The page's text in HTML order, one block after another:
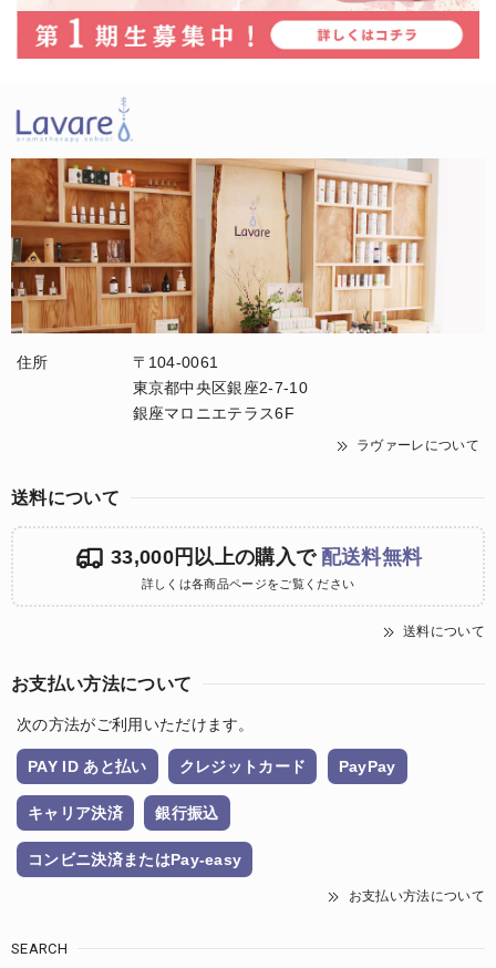
住所
〒104-0061
東京都中央区銀座2-7-10
銀座マロニエテラス6F
ラヴァーレについて
送料について
33,000円以上の購入で 配送料無料
詳しくは各商品ページをご覧ください
送料について
お支払い方法について
次の方法がご利用いただけます。
PAY ID あと払い クレジットカード PayPay
キャリア決済 銀行振込
コンビニ決済またはPay-easy
お支払い方法について
SEARCH